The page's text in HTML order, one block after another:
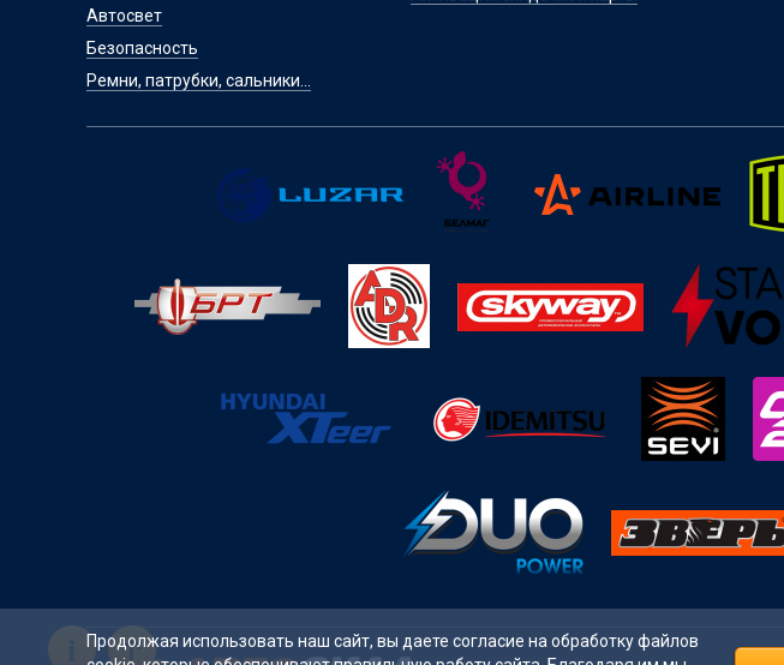
Автосвет
Безопасность
Ремни, патрубки, сальники...
Продолжая использовать наш сайт, вы даете согласие на обработку файлов